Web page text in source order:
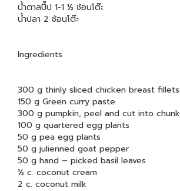
น้ำตาลปี๊ป 1-1 ½ ช้อนโต๊ะ
น้ำปลา 2 ช้อนโต๊ะ
Ingredients
300 g thinly sliced chicken breast fillets
150 g Green curry paste
300 g pumpkin, peel and cut into chunk
100 g quartered egg plants
50 g pea egg plants
50 g julienned goat pepper
50 g hand – picked basil leaves
½ c. coconut cream
2 c. coconut milk